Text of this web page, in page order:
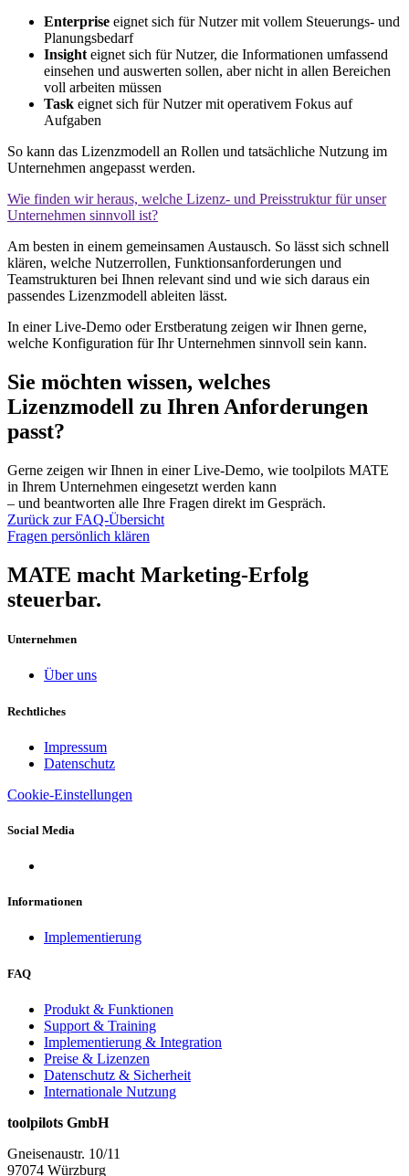
Enterprise eignet sich für Nutzer mit vollem Steuerungs- und
Planungsbedarf
Insight eignet sich für Nutzer, die Informationen umfassend
einsehen und auswerten sollen, aber nicht in allen Bereichen
voll arbeiten müssen
Task eignet sich für Nutzer mit operativem Fokus auf
Aufgaben
So kann das Lizenzmodell an Rollen und tatsächliche Nutzung im
Unternehmen angepasst werden.
Wie finden wir heraus, welche Lizenz- und Preisstruktur für unser
Unternehmen sinnvoll ist?
Am besten in einem gemeinsamen Austausch. So lässt sich schnell
klären, welche Nutzerrollen, Funktionsanforderungen und
Teamstrukturen bei Ihnen relevant sind und wie sich daraus ein
passendes Lizenzmodell ableiten lässt.
In einer Live-Demo oder Erstberatung zeigen wir Ihnen gerne,
welche Konfiguration für Ihr Unternehmen sinnvoll sein kann.
Sie möchten wissen, welches
Lizenzmodell zu Ihren Anforderungen
passt?
Gerne zeigen wir Ihnen in einer Live-Demo, wie toolpilots MATE
in Ihrem Unternehmen eingesetzt werden kann
– und beantworten alle Ihre Fragen direkt im Gespräch.
Zurück zur FAQ-Übersicht
Fragen persönlich klären
MATE macht Marketing-Erfolg
steuerbar.
Unternehmen
Über uns
Rechtliches
Impressum
Datenschutz
Cookie-Einstellungen
Social Media
Informationen
Implementierung
FAQ
Produkt & Funktionen
Support & Training
Implementierung & Integration
Preise & Lizenzen
Datenschutz & Sicherheit
Internationale Nutzung
toolpilots GmbH
Gneisenaustr. 10/11
97074 Würzburg